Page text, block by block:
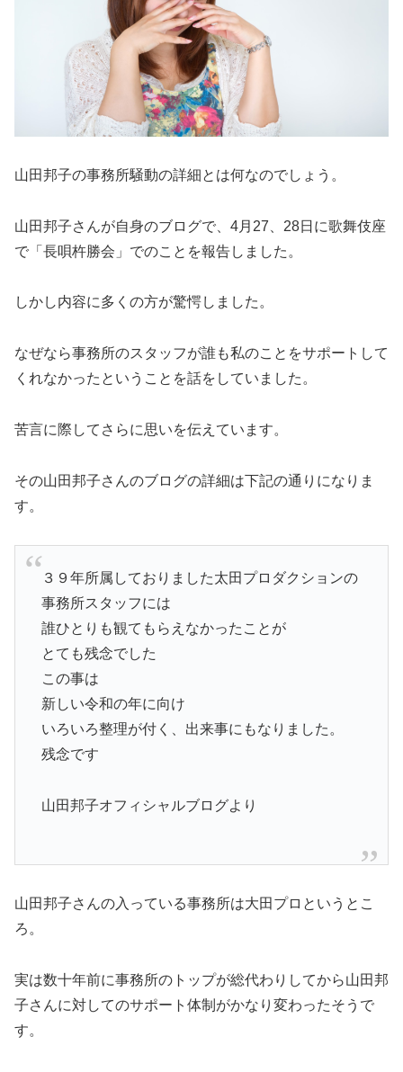
山田邦子の事務所騒動の詳細とは何なのでしょう。
山田邦子さんが自身のブログで、4月27、28日に歌舞伎座
で「長唄杵勝会」でのことを報告しました。
しかし内容に多くの方が驚愕しました。
なぜなら事務所のスタッフが誰も私のことをサポートして
くれなかったということを話をしていました。
苦言に際してさらに思いを伝えています。
その山田邦子さんのブログの詳細は下記の通りになりま
す。
３９年所属しておりました太田プロダクションの
事務所スタッフには
誰ひとりも観てもらえなかったことが
とても残念でした
この事は
新しい令和の年に向け
いろいろ整理が付く、出来事にもなりました。
残念です
山田邦子オフィシャルブログより
山田邦子さんの入っている事務所は大田プロというとこ
ろ。
実は数十年前に事務所のトップが総代わりしてから山田邦
子さんに対してのサポート体制がかなり変わったそうで
す。